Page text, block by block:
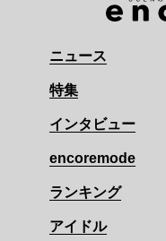
ニュース
特集
インタビュー
encoremode
ランキング
アイドル